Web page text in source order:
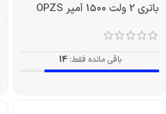
باتری 2 ولت 1500 آمپر OPZS
باقی مانده فقط: 14